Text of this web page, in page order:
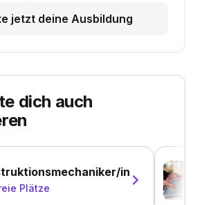
jetzt deine Ausbildung
dich auch
in
Plätze